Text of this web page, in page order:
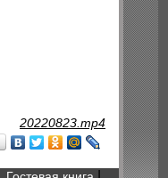
20220823.mp4